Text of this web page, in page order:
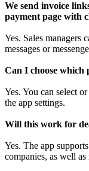
We send invoice
payment page with
Yes. Sales managers
messages or
Can I choose which
Yes. You can select
the app settings.
Will this work for
Yes. The app
companies, as well